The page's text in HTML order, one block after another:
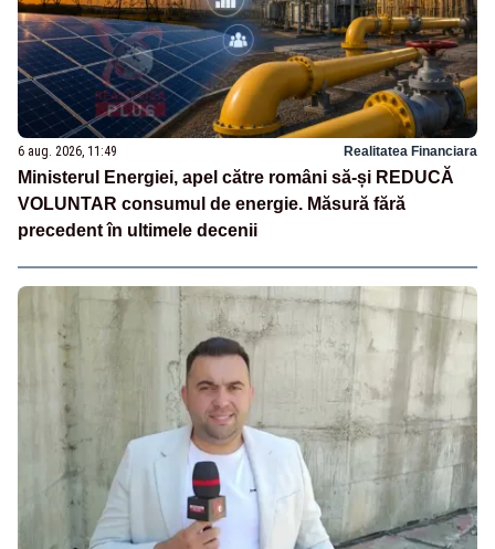
6 aug. 2026, 11:49 Realitatea Financiara
Ministerul Energiei, apel către români să-și REDUCĂ
VOLUNTAR consumul de energie. Măsură fără
precedent în ultimele decenii